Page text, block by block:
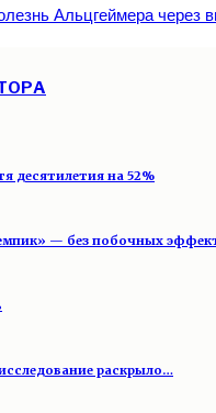
Альцгеймера через
десятилетия на 52%
— без побочных
раскрыло…